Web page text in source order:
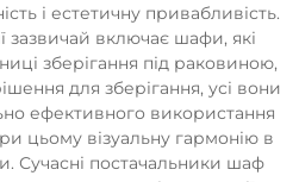
і естетичну привабливість.
зазвичай включає шафи, які
зберігання під раковиною,
для зберігання, усі вони
ефективного використання
цьому візуальну гармонію в
Сучасні постачальники шаф